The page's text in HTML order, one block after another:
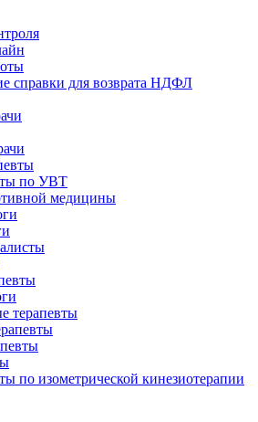
справки для возврата НДФЛ
по УВТ
медицины
терапевты
по изометрической кинезиотерапии